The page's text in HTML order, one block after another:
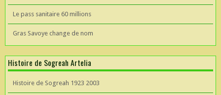
Le pass sanitaire 60 millions
Gras Savoye change de nom
Histoire de Sogreah Artelia
Histoire de Sogreah 1923 2003